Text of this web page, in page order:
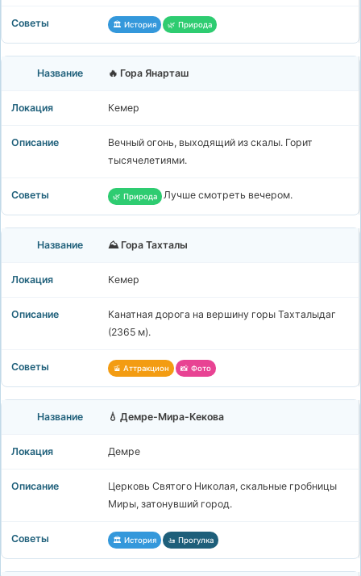
🏛️ История 🌿 Природа
🔥 Гора Янарташ
Кемер
Вечный огонь, выходящий из скалы. Горит
тысячелетиями.
🌿 Природа Лучше смотреть вечером.
⛰️ Гора Тахталы
Кемер
Канатная дорога на вершину горы Тахталыдаг
(2365 м).
🚡 Аттракцион 📸 Фото
💧 Демре-Мира-Кекова
Демре
Церковь Святого Николая, скальные гробницы
Миры, затонувший город.
🏛️ История 🚤 Прогулка